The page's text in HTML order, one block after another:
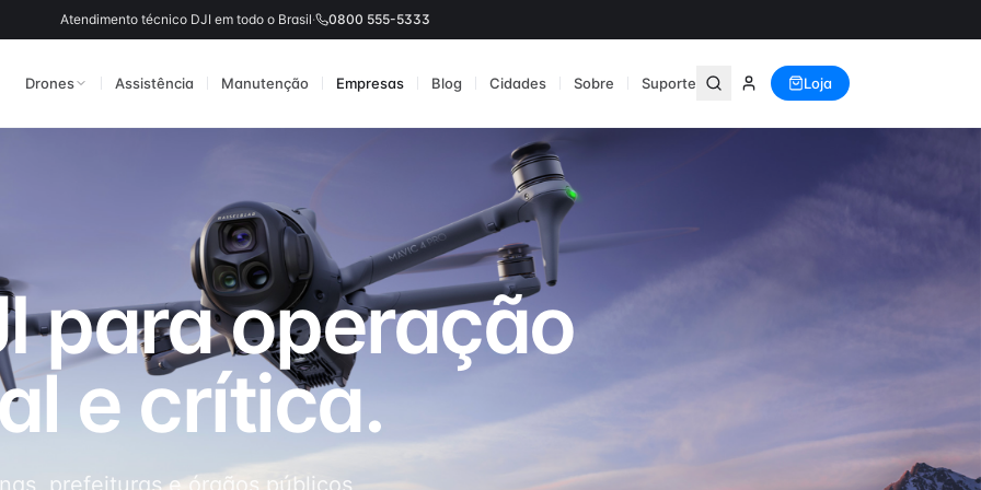
Atendimento técnico DJI em todo o Brasil· 0800 555-5333
Drones Assistência Manutenção Empresas Blog Cidades Sobre Suporte Loja
Mini
Compacto, sub-249g Cinema profissional
FPV Agras
Agricultura de precisão
empresas
para operação
e crítica.
prefeituras e órgãos públicos